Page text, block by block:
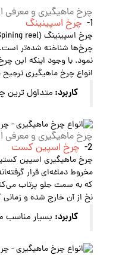
چرخ ماهیگیری و معرفی
1- چرخ اسپینینگ
چرخ‌ها شناخته شده‌تر است.
نمود. با وجود اینکه این
انواع چرخ ماهیگیری
کاربرد: متداول ترین
چرخ ماهیگیری و معرفی
2- چرخ اسپین کست
مخروط دماغه‌ای قرار
که به سمت جلو پرتاب
نخ از آن خارج شده و
کاربرد: بسیار مناسب